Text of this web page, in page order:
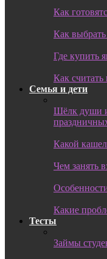
Как
Как
Где купить
Как считать
Семья и дети
Шёлк души
Какой
Чем занять
Какие
Тесты
Займы